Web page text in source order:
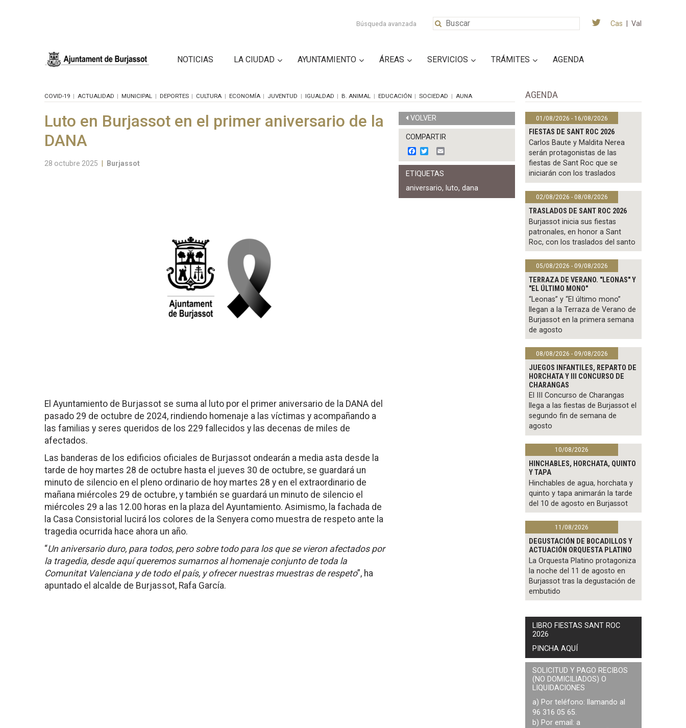
Búsqueda avanzada Cas Val
NOTICIAS LA CIUDAD AYUNTAMIENTO ÁREAS SERVICIOS TRÁMITES AGENDA
COVID-19 ACTUALIDAD MUNICIPAL DEPORTES CULTURA ECONOMÍA JUVENTUD IGUALDAD B. ANIMAL EDUCACIÓN SOCIEDAD AUNA
Luto en Burjassot en el primer aniversario de la
DANA
28 octubre 2025 Burjassot
El Ayuntamiento de Burjassot se suma al luto por el primer aniversario de la DANA del
pasado 29 de octubre de 2024, rindiendo homenaje a las víctimas y acompañando a
las familias y seres queridos de los 229 fallecidos y las decenas de miles de
afectados.
Las banderas de los edificios oficiales de Burjassot ondearán a media asta desde la
tarde de hoy martes 28 de octubre hasta el jueves 30 de octubre, se guardará un
minuto de silencio en el pleno ordinario de hoy martes 28 y en el extraordinario de
mañana miércoles 29 de octubre, y también se guardará un minuto de silencio el
miércoles 29 a las 12.00 horas en la plaza del Ayuntamiento. Asimismo, la fachada de
la Casa Consistorial lucirá los colores de la Senyera como muestra de respeto ante la
tragedia ocurrida hace ahora un año.
“Un aniversario duro, para todos, pero sobre todo para los que se vieron afectados por
la tragedia, desde aquí queremos sumarnos al homenaje conjunto de toda la
Comunitat Valenciana y de todo el país, y ofrecer nuestras muestras de respeto”, ha
apuntado el alcalde de Burjassot, Rafa García.
VOLVER
COMPARTIR
F
a
c
e
o
o
w
i
t
e
r
m
a
l
ETIQUETAS
aniversario, luto,dana
AGENDA
01/08/2026 - 16/08/2026
FIESTAS DE SANT ROC 2026
Carlos Baute y Maldita Nerea
serán protagonistas de las
fiestas de Sant Roc que se
iniciarán con los traslados
02/08/2026 - 08/08/2026
TRASLADOS DE SANT ROC 2026
Burjassot inicia sus fiestas
patronales, en honor a Sant
Roc, con los traslados del santo
05/08/2026 - 09/08/2026
TERRAZA DE VERANO. "LEONAS" Y
"EL ÚLTIMO MONO"
“Leonas” y “El último mono”
llegan a la Terraza de Verano de
Burjassot en la primera semana
de agosto
08/08/2026 - 09/08/2026
JUEGOS INFANTILES, REPARTO DE
HORCHATA Y III CONCURSO DE
CHARANGAS
El III Concurso de Charangas
llega a las fiestas de Burjassot el
segundo fin de semana de
agosto
10/08/2026
HINCHABLES, HORCHATA, QUINTO
Y TAPA
Hinchables de agua, horchata y
quinto y tapa animarán la tarde
del 10 de agosto en Burjassot
11/08/2026
DEGUSTACIÓN DE BOCADILLOS Y
ACTUACIÓN ORQUESTA PLATINO
La Orquesta Platino protagoniza
la noche del 11 de agosto en
Burjassot tras la degustación de
embutido
LIBRO FIESTAS SANT ROC
2026
PINCHA AQUÍ
SOLICITUD Y PAGO RECIBOS
(NO DOMICILIADOS) O
LIQUIDACIONES
a) Por teléfono: llamando al
96 316 05 65.
b) Por email: a